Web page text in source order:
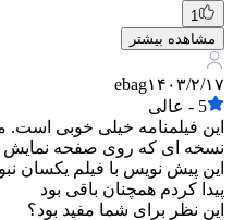
1
مشاهده بیشتر
ebag۱۴۰۳/۲/۱۷
5
- عالی
این فیلمنامه خیلی خوبی است.
نسخه ای که روی صفحه نمایش
این پیش نویس با فیلم یکسان
پیدا کردم همچنان باقی بود
این نظر برای شما مفید بود؟